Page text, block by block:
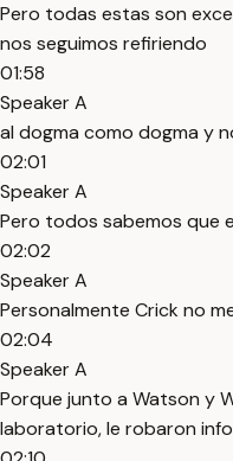
Pero todas estas son
nos seguimos refiriendo
01:58
Speaker A
al dogma como dogma y
02:01
Speaker A
Pero todos sabemos que
02:02
Speaker A
Personalmente Crick no
02:04
Speaker A
Porque junto a Watson y
laboratorio, le robaron